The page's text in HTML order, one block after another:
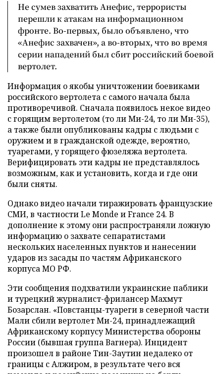
Не сумев захватить Анефис, террористы
перешли к атакам на информационном
фронте. Во-первых, было объявлено, что
«Анефис захвачен», а во-вторых, что во время
серии нападений был сбит российский боевой
вертолет.
Информация о якобы уничтожении боевиками
российского вертолета с самого начала была
противоречивой. Сначала появилось некое видео
с горящим вертолетом (то ли Ми-24, то ли Ми-35),
а также были опубликованы кадры с людьми с
оружием и в гражданской одежде, вероятно,
туарегами, у горящего фюзеляжа вертолета.
Верифицировать эти кадры не представлялось
возможным, как и установить, когда и где они
были сняты.
Однако видео начали тиражировать французские
СМИ, в частности Le Monde и France 24. В
дополнение к этому они распространяли ложную
информацию о захвате сепаратистами
нескольких населенных пунктов и нанесении
ударов из засады по частям Африканского
корпуса МО РФ.
Эти сообщения подхватили украинские паблики
и турецкий журналист-фрилансер Махмут
Бозарслан. «Повстанцы-туареги в северной части
Мали сбили вертолет Ми-24, принадлежащий
Африканскому корпусу Министерства обороны
России (бывшая группа Вагнера). Инцидент
произошел в районе Тин-Заутин недалеко от
границы с Алжиром, в результате чего вся